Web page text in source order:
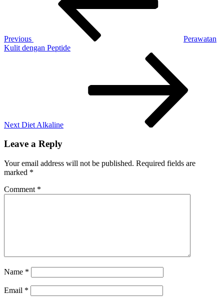
Previous
Perawatan
Kulit dengan Peptide
Next Diet Alkaline
Leave a Reply
Your email address will not be published. Required fields are
marked *
Comment *
Name *
Email *